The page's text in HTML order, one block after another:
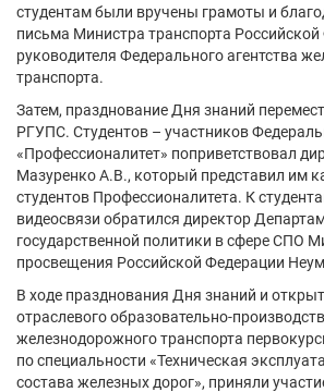
студентам были вручены грамоты и
письма Министра транспорта
руководителя Федерального агентства
транспорта.
Затем, празднование Дня знаний
РГУПС. Студентов – участников
«Профессионалитет» поприветствовал
Мазуренко А.В., который представил им
студентов Профессионалитета. К
видеосвязи обратился директор
государственной политики в сфере СПО
просвещения Российской Федерации
В ходе празднования Дня знаний и
отраслевого образовательно-
железнодорожного транспорта
по специальности «Техническая
состава железных дорог», приняли